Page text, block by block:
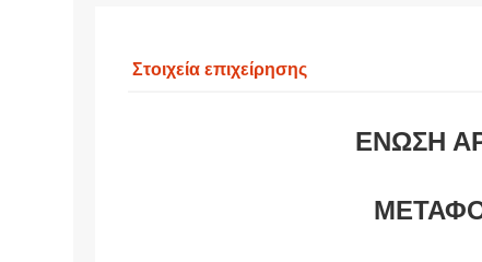
Στοιχεία επιχείρησης
ΕΝΩΣΗ